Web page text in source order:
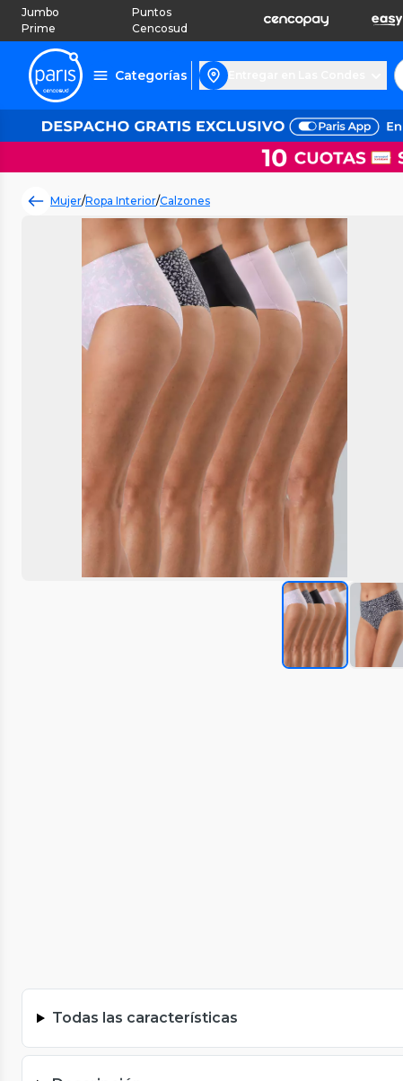
Jumbo
Prime
Puntos
Cencosud
Categorías
Mujer/Ropa Interior/Calzones
Todas las características